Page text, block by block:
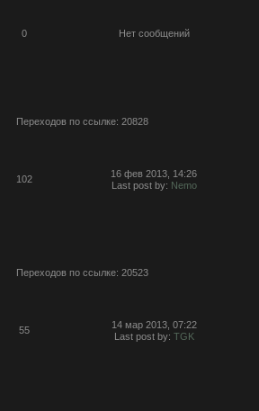
0 Нет сообщений
Переходов по ссылке: 20828
102
16 фев 2013, 14:26
Last post by: Nemo
Переходов по ссылке: 20523
55
14 мар 2013, 07:22
Last post by: TGK